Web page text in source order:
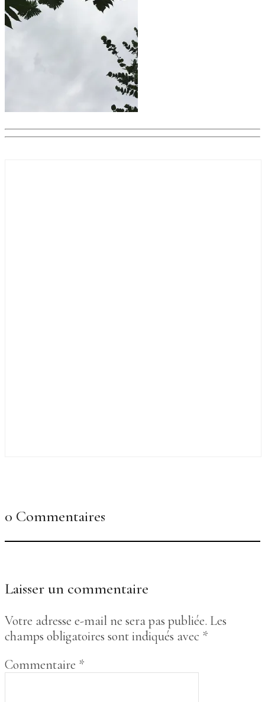
0 Commentaires
Laisser un commentaire
Votre adresse e-mail ne sera pas publiée. Les
champs obligatoires sont indiqués avec *
Commentaire *